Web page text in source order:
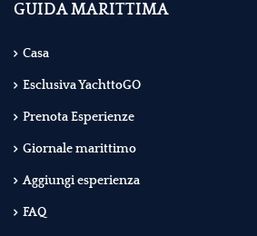
GUIDA MARITTIMA
Casa
Esclusiva YachttoGO
Prenota Esperienze
Giornale marittimo
Aggiungi esperienza
FAQ